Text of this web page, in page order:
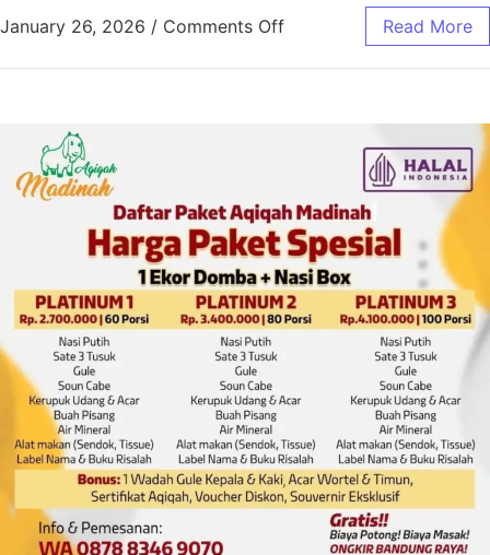
January 26, 2026 / Comments Off Read More